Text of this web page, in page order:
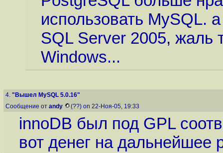
использовать
SQL Server 2005, жаль
Windows...
4. "Вышел MySQL 5.0.16"
Сообщение от andy (??) on 22-Ноя-05, 19:33
innoDB был под GPL
вот денег на дальнейшее